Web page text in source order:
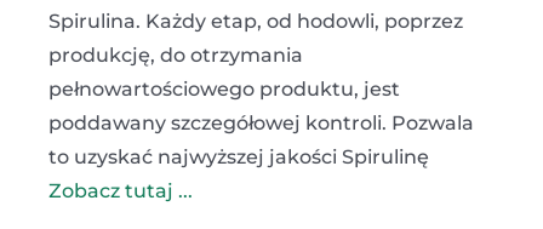
Spirulina. Każdy etap, od hodowli, poprzez
produkcję, do otrzymania
pełnowartościowego produktu, jest
poddawany szczegółowej kontroli. Pozwala
to uzyskać najwyższej jakości Spirulinę
Zobacz tutaj ...